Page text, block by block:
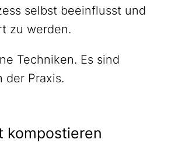
selbst beeinflusst und
zu werden.
Techniken. Es sind
der Praxis.
kompostieren